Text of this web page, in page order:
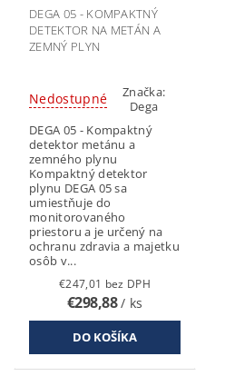
DEGA 05 - KOMPAKTNÝ
DETEKTOR NA METÁN A
ZEMNÝ PLYN
Nedostupné
Značka:
Dega
DEGA 05 - Kompaktný
detektor metánu a
zemného plynu
Kompaktný detektor
plynu DEGA 05 sa
umiestňuje do
monitorovaného
priestoru a je určený na
ochranu zdravia a majetku
osôb v...
€247,01 bez DPH
€298,88/ ks